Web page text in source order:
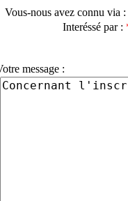
Vous-nous avez connu via
Interéssé par :
message :